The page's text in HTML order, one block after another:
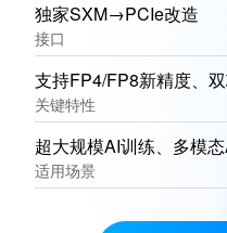
独家SXM→PCIe改造
接口
支持FP4/FP8新精度、
关键特性
超大规模AI训练、多模
适用场景